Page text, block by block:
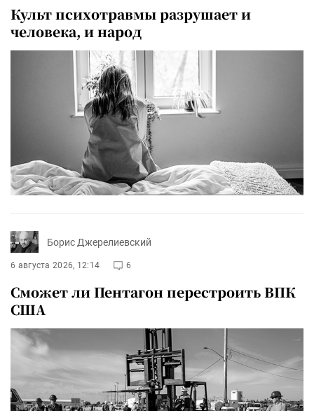
Культ психотравмы разрушает и
человека, и народ
Борис Джерелиевский
6 августа 2026, 12:14 6
Сможет ли Пентагон перестроить ВПК
США